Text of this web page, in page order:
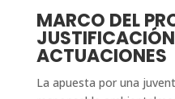
MARCO DEL
ACTUACIONES
La apuesta por una